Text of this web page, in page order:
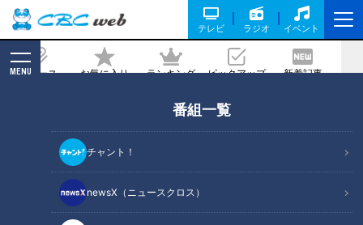
テレビ ラジオ イベント
ニュース お気に入り ランキング ピックアップ 新着記事
MENU
番組一覧
チャント！
newsX（ニュースクロス）
た」。故郷・愛知県新城市のほぼ母校と
マヂ母校を訪問！
2022/06/23 19:02